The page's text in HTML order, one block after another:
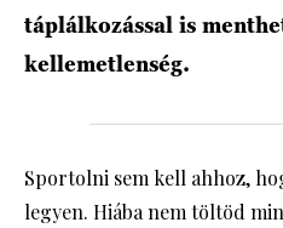
táplálkozással is
kellemetlenség.
Sportolni sem kell ahhoz,
legyen. Hiába nem töltöd